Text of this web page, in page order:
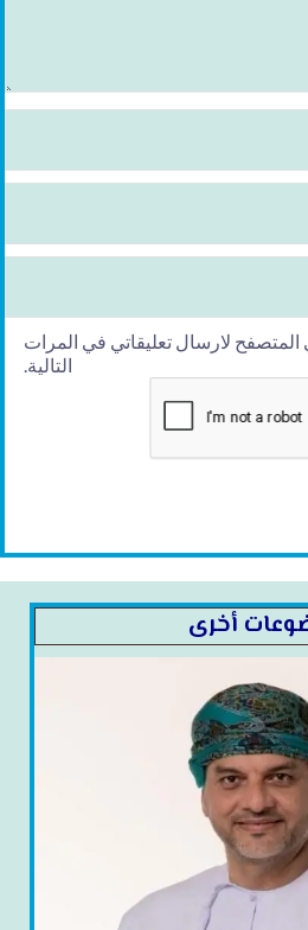
لارسال تعليقاتي في المرات
التالية.
أخرى